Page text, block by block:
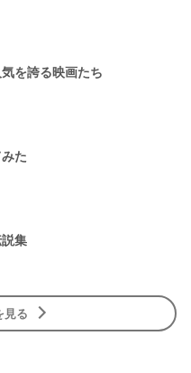
を誇る映画たち
た
集
見る